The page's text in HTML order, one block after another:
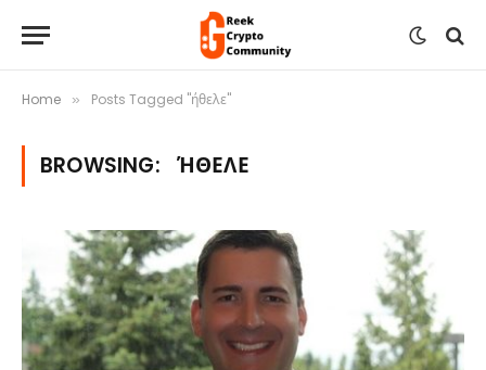
Home » Posts Tagged "ήθελε"
BROWSING: ΉΘΕΛΕ